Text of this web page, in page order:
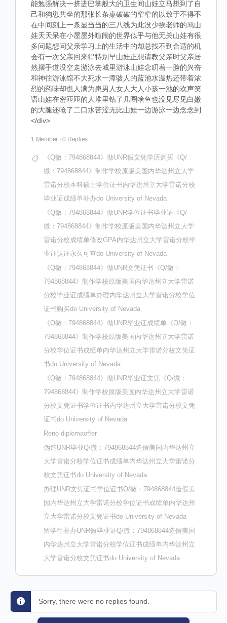
能勉强解决一挤进巴掌般大的卫生间山娃立马想到了自
己和狗崽共坐的那张长条桌破破的窄窄的以致于不得不
在中间刻上一条显当当的三八线为此没少挨老师的骂山
娃天天呆在小屋屋外喧闹的世界似乎与他无关山娃有很
多问题想问父亲学习上的生活中的却总找不到合适的机
会有一次父亲回来得特别早山娃正想请教父亲时父亲居
然摆手道没空走游泳去城里游泳山娃念叨着一脸的兴奋
和神往游泳馆不大死水一潭骇人的蓝池水温热还带着浓
烈的药味却也人满为患男人女人大人小孩一池的欢声笑
语山娃在密匝匝的人堆里钻了几圈啥鱼也没见尽见白嫩
的大腿还呛了二口水苦涩无比山娃一边游泳一边念念到
</div>
1 Member · 0 Replies
《Q微：794868844》做UNR假文凭学历购买《Q/
微：794868844》制作学校原版美国内华达州立大学
雷诺分校本科硕士学位证书内华达州立大学雷诺分校
毕业证成绩单补办do University of Nevada
《Q微：794868844》做UNR学位证书毕业证《Q/
微：794868844》制作学校原版美国内华达州立大学
雷诺分校成绩单修改GPA内华达州立大学雷诺分校毕
业证认证永久可查do University of Nevada
《Q微：794868844》做UNR文凭证书《Q/微：
794868844》制作学校原版美国内华达州立大学雷诺
分校毕业证成绩单办理内华达州立大学雷诺分校学位
证书购买do University of Nevada
《Q微：794868844》做UNR毕业证成绩单《Q/微：
794868844》制作学校原版美国内华达州立大学雷诺
分校学位证书成绩单内华达州立大学雷诺分校文凭证
书do University of Nevada
《Q微：794868844》做UNR毕业证文凭《Q/微：
794868844》制作学校原版美国内华达州立大学雷诺
分校文凭证书学位证书内华达州立大学雷诺分校文凭
证书do University of Nevada
Reno diplomaoffer
伪造UNR毕业Q/微：794868844造假美国内华达州立
大学雷诺分校学位证书成绩单内华达州立大学雷诺分
校文凭证书do University of Nevada
办理UNR文凭证书学位证书Q/微：794868844造假美
国内华达州立大学雷诺分校学位证书成绩单内华达州
立大学雷诺分校文凭证书do University of Nevada
留学生补办UNR假毕业证Q/微：794868844造假美国
内华达州立大学雷诺分校学位证书成绩单内华达州立
大学雷诺分校文凭证书do University of Nevada
Sorry, there were no replies found.